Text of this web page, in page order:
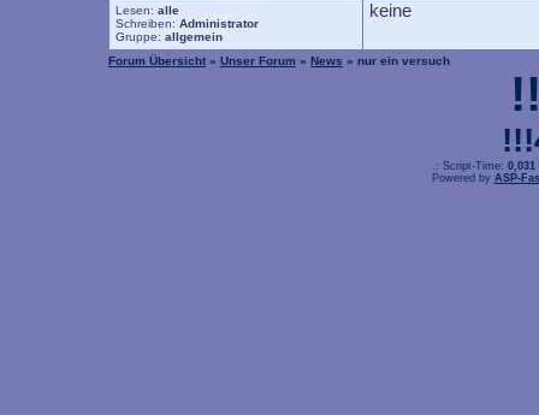
Lesen: alle
Schreiben: Administrator
Gruppe: allgemein
keine
Forum Übersicht » Unser Forum » News » nur ein versuch
.: Script-Time: 0,031
Powered by ASP-